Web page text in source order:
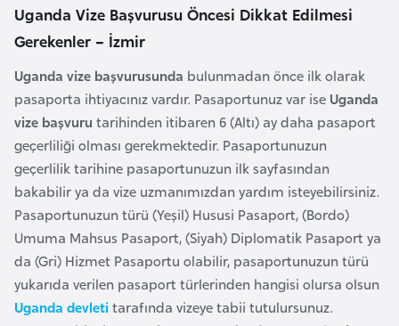
Uganda Vize Başvurusu Öncesi Dikkat Edilmesi
Gerekenler – İzmir
Uganda vize başvurusunda bulunmadan önce ilk olarak
pasaporta ihtiyacınız vardır. Pasaportunuz var ise Uganda
vize başvuru tarihinden itibaren 6 (Altı) ay daha pasaport
geçerliliği olması gerekmektedir. Pasaportunuzun
geçerlilik tarihine pasaportunuzun ilk sayfasından
bakabilir ya da vize uzmanımızdan yardım isteyebilirsiniz.
Pasaportunuzun türü (Yeşil) Hususi Pasaport, (Bordo)
Umuma Mahsus Pasaport, (Siyah) Diplomatik Pasaport ya
da (Gri) Hizmet Pasaportu olabilir, pasaportunuzun türü
yukarıda verilen pasaport türlerinden hangisi olursa olsun
Uganda devletitarafında vizeye tabii tutulursunuz.
k
a
B
e
n
i
n
B
o
s
n